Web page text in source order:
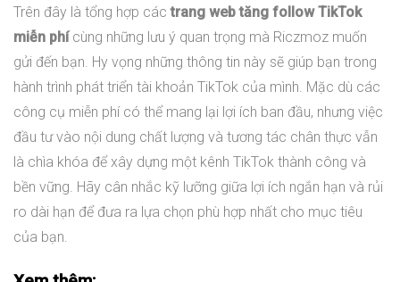
Trên đây là tổng hợp cáctrang web tăng follow TikTok
miễn phícùng những lưu ý quan trọng mà Riczmoz muốn
gửi đến bạn. Hy vọng những thông tin này sẽ giúp bạn trong
hành trình phát triển tài khoản TikTok của mình. Mặc dù các
công cụ miễn phí có thể mang lại lợi ích ban đầu, nhưng việc
đầu tư vào nội dung chất lượng và tương tác chân thực vẫn
là chìa khóa để xây dựng một kênh TikTok thành công và
bền vững. Hãy cân nhắc kỹ lưỡng giữa lợi ích ngắn hạn và rủi
ro dài hạn để đưa ra lựa chọn phù hợp nhất cho mục tiêu
của bạn.